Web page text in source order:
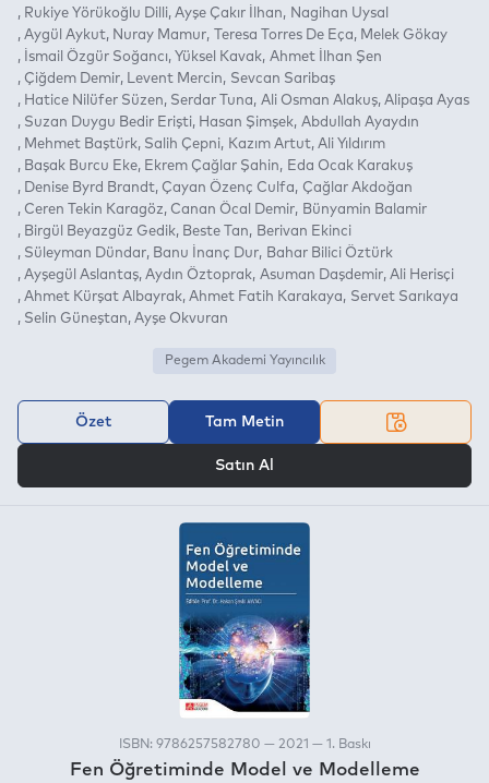
Rukiye Yörükoğlu Dilli Ayşe Çakır İlhan
Nagihan Uysal
Aygül Aykut
Nuray Mamur Teresa Torres De Eça
Melek Gökay
İsmail Özgür Soğancı
Yüksel Kavak Ahmet İlhan Şen
Çiğdem Demir
Levent Mercin
Sevcan Saribaş
Hatice Nilüfer Süzen
Serdar Tuna Ali Osman Alakuş Alipaşa Ayas
Suzan Duygu Bedir Erişti
Hasan Şimşek Abdullah Ayaydın
Mehmet Baştürk Salih Çepni Kazım Artut Ali Yıldırım
Başak Burcu Eke
Ekrem Çağlar Şahin
Eda Ocak Karakuş
Denise Byrd Brandt Çayan Özenç Culfa
Çağlar Akdoğan
Ceren Tekin Karagöz
Canan Öcal Demir
Bünyamin Balamir
Birgül Beyazgüz Gedik
Beste Tan
Berivan Ekinci
Süleyman Dündar
Banu İnanç Dur
Bahar Bilici Öztürk
Ayşegül Aslantaş Aydın Öztoprak Asuman Daşdemir Ali Herisçi
Ahmet Kürşat Albayrak Ahmet Fatih Karakaya
Servet Sarıkaya
Selin Güneştan Ayşe Okvuran
Pegem Akademi Yayıncılık
Özet Tam Metin
Satın Al
ISBN: 9786257582780 — 2021 — 1. Baskı
Fen Öğretiminde Model ve Modelleme